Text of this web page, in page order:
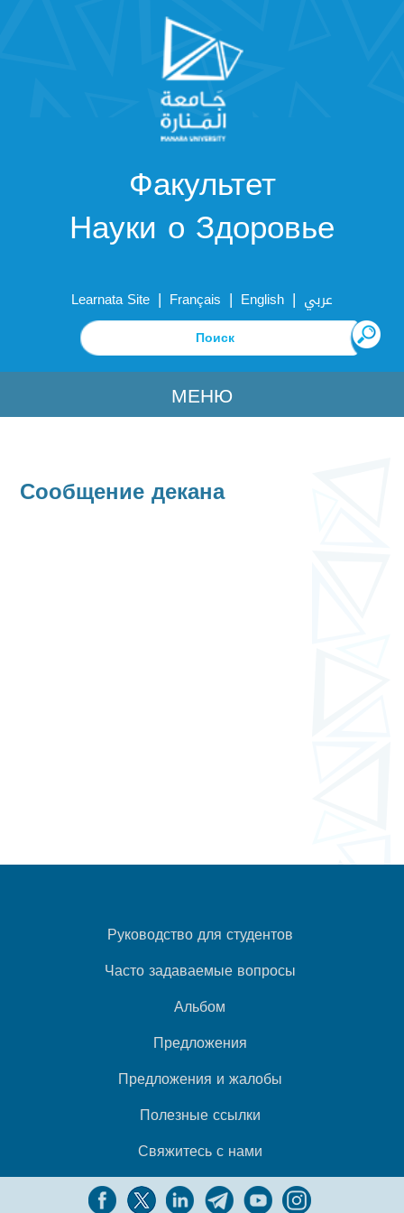
Факультет
Науки о Здоровье
Learnata Site | Français | English | عربي
МЕНЮ
Сообщение декана
Руководство для студентов
Часто задаваемые вопросы
Альбом
Предложения
Предложения и жалобы
Полезные ссылки
Свяжитесь с нами